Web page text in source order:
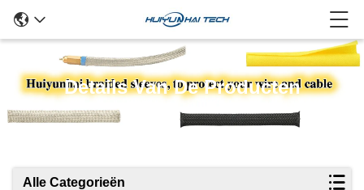
Details Van De Producten
Alle Categorieën